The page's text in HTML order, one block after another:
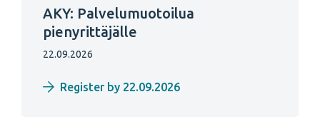
AKY: Palvelumuotoilua
pienyrittäjälle
22.09.2026
Register by 22.09.2026